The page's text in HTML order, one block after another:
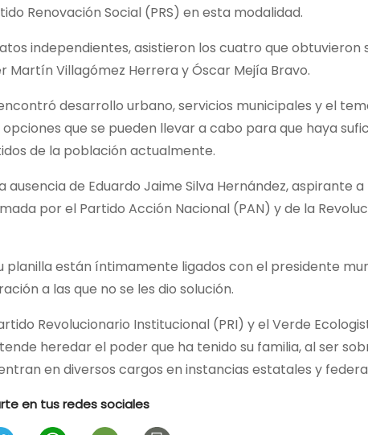
Renovación Social (PRS) en esta modalidad.
independientes, asistieron los cuatro que obtuvieron
Martín Villagómez Herrera y Óscar Mejía Bravo.
desarrollo urbano, servicios municipales y el
que se pueden llevar a cabo para que haya
de la población actualmente.
de Eduardo Jaime Silva Hernández, aspirante
por el Partido Acción Nacional (PAN) y de la
están íntimamente ligados con el presidente
a las que no se les dio solución.
Revolucionario Institucional (PRI) y el Verde
heredar el poder que ha tenido su familia, al ser
en diversos cargos en instancias estatales y
en tus redes sociales